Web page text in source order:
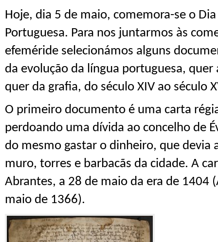
Hoje, dia 5 de maio, comemora-se o
Portuguesa. Para nos juntarmos às
efeméride selecionámos alguns
da evolução da língua portuguesa,
quer da grafia, do século XIV ao século
O primeiro documento é uma carta
perdoando uma dívida ao concelho de
do mesmo gastar o dinheiro, que devia
muro, torres e barbacãs da cidade. A
Abrantes, a 28 de maio da era de 1404
maio de 1366).